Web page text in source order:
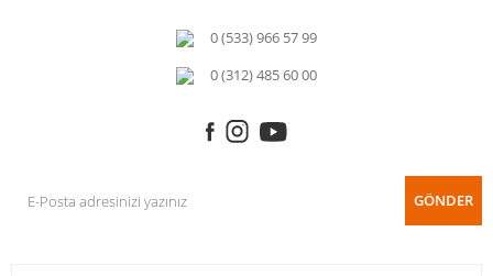
0 (533) 966 57 99
0 (312) 485 60 00
GÖNDER